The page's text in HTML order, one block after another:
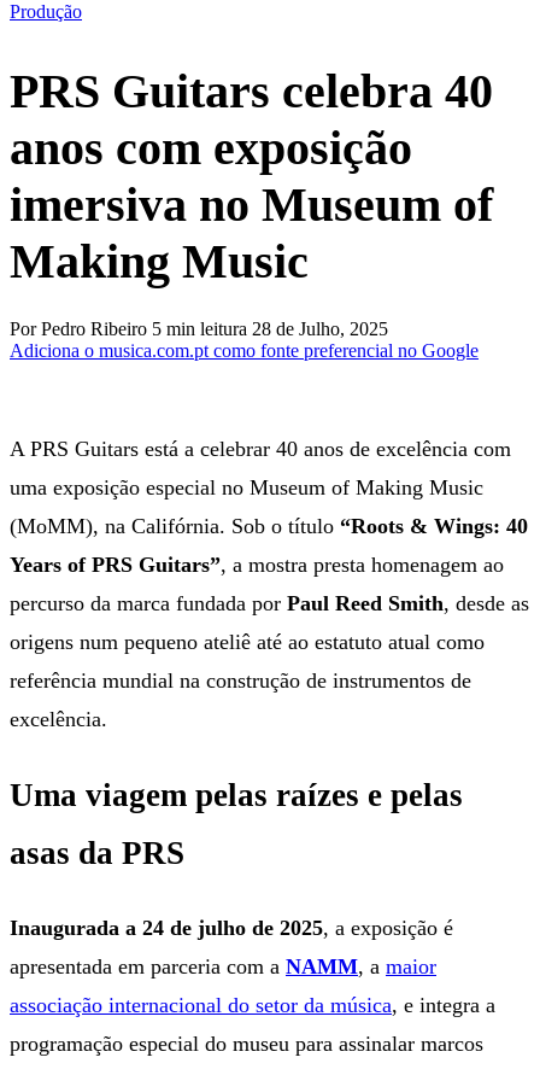
Produção
PRS Guitars celebra 40
anos com exposição
imersiva no Museum of
Making Music
Por Pedro Ribeiro 5 min leitura 28 de Julho, 2025
Adiciona o musica.com.pt como fonte preferencial no Google
A PRS Guitars está a celebrar 40 anos de excelência com
uma exposição especial no Museum of Making Music
(MoMM), na Califórnia. Sob o título “Roots & Wings: 40
Years of PRS Guitars”, a mostra presta homenagem ao
percurso da marca fundada por Paul Reed Smith, desde as
origens num pequeno ateliê até ao estatuto atual como
referência mundial na construção de instrumentos de
excelência.
Uma viagem pelas raízes e pelas
asas da PRS
Inaugurada a 24 de julho de 2025, a exposição é
apresentada em parceria com a NAMM, a maior
associação internacional do setor da música, e integra a
programação especial do museu para assinalar marcos